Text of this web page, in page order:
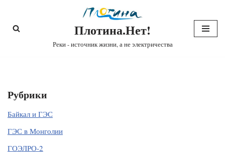
Перейти
Плотина.Нет!
Реки - источник жизни, а не электричества
Рубрики
Байкал и ГЭС
ГЭС в Монголии
ГОЭЛРО-2